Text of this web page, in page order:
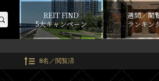
REIT FIND
5大キャンペーン
週間／閲
ランキン
8名／閲覧済